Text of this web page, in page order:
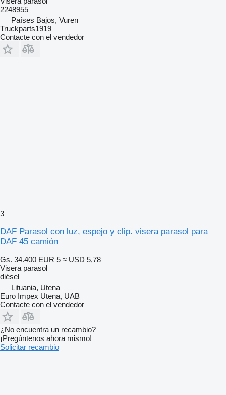
2248955
Países Bajos, Vuren
Truckparts1919
Contacte con el vendedor
3
DAF Parasol con luz, espejo y clip. visera parasol para
DAF 45 camión
Gs. 34.400 EUR 5 ≈ USD 5,78
Visera parasol
diésel
Lituania, Utena
Euro Impex Utena, UAB
Contacte con el vendedor
¿No encuentra un recambio?
¡Pregúntenos ahora mismo!
Solicitar recambio